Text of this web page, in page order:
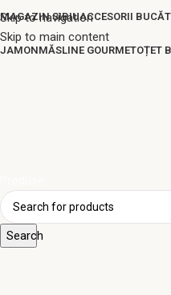
Skip to navigation
Skip to main content
MAGAZIN SIBIUACCESORII
JAMONMĂSLINE GOURMETOȚET
Search